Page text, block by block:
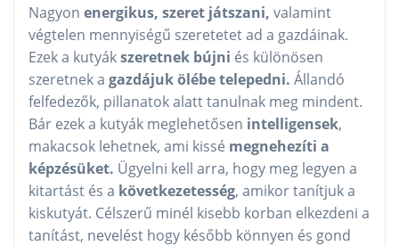
Nagyon energikus, szeret játszani, valamint
végtelen mennyiségű szeretetet ad a gazdáinak.
Ezek a kutyákszeretnek bújni és különösen
szeretnek a gazdájuk ölébe telepedni. Állandó
felfedezők, pillanatok alatt tanulnak meg mindent.
Bár ezek a kutyák meglehetősen intelligensek,
makacsok lehetnek, ami kissé megnehezíti a
képzésüket. Ügyelni kell arra, hogy meg legyen a
kitartást és a következetesség, amikor tanítjuk a
kiskutyát. Célszerű minél kisebb korban elkezdeni a
tanítást, nevelést hogy később könnyen és gond